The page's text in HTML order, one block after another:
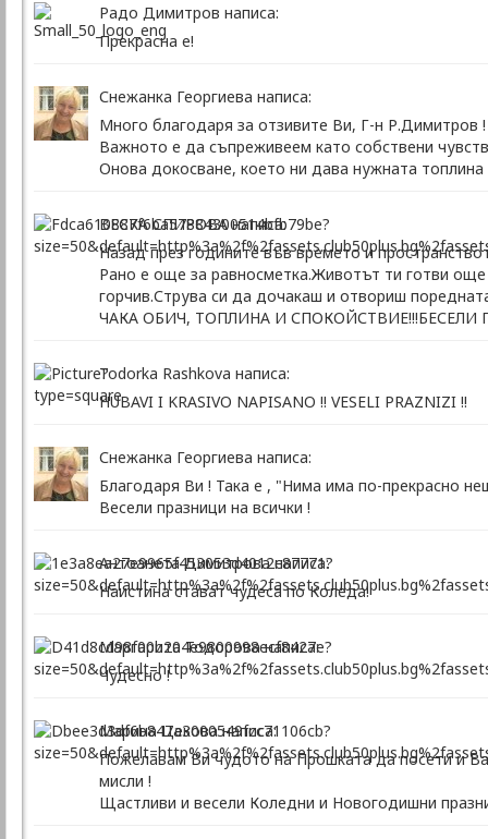
Радо Димитров написа:
Прекрасна е!
Снежанка Георгиева написа:
Много благодаря за отзивите Ви, Г-н Р.Димитров !
Важното е да съпреживеем като собствени
Онова докосване, което ни дава нужната
ВЕСКА СПИРОВА написа:
Назад през годините във времето и
Рано е още за равносметка.Животът ти готви
горчив.Струва си да дочакаш и отвориш
ЧАКА ОБИЧ, ТОПЛИНА И СПОКОЙСТВИЕ!!!БЕСЕЛИ
Todorka Rashkova написа:
HUBAVI I KRASIVO NAPISANO !! VESELI PRAZNIZI !!
Снежанка Георгиева написа:
Благодаря Ви ! Така е , "Нима има по-прекрасно
Весели празници на всички !
Антоанета Димитрова написа:
Наистина стават чудеса по Коледа!
Маргарита Тодорова написа:
Чудесно !
Марина Цекова написа:
Пожелавам Ви чудото на Прошката да посети и
мисли !
Щастливи и весели Коледни и Новогодишни